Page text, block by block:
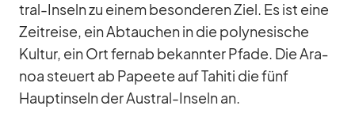
tral-In­seln zu ei­nem be­son­de­ren Ziel. Es ist eine
Zeit­reise, ein Ab­tau­chen in die po­ly­ne­si­sche
Kul­tur, ein Ort fernab be­kann­ter Pfade. Die Ara­
noa steu­ert ab Pa­peete auf Ta­hiti die fünf
Haupt­in­seln der Aus­tral-In­seln an.